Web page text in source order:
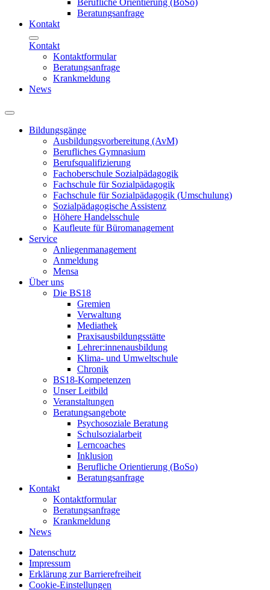
Beratungsanfrage
Kontakt
Kontakt
Kontaktformular
Beratungsanfrage
Krankmeldung
News
Bildungsgänge
Ausbildungsvorbereitung (AvM)
Berufliches Gymnasium
Berufsqualifizierung
Fachoberschule Sozialpädagogik
Fachschule für Sozialpädagogik
Fachschule für Sozialpädagogik (Umschulung)
Sozialpädagogische Assistenz
Höhere Handelsschule
Kaufleute für Büromanagement
Service
Anliegenmanagement
Anmeldung
Mensa
Über uns
Die BS18
Gremien
Verwaltung
Mediathek
Praxisausbildungsstätte
Lehrer:innenausbildung
Klima- und Umweltschule
Chronik
BS18-Kompetenzen
Unser Leitbild
Veranstaltungen
Beratungsangebote
Psychosoziale Beratung
Schulsozialarbeit
Lerncoaches
Inklusion
Berufliche Orientierung (BoSo)
Beratungsanfrage
Kontakt
Kontaktformular
Beratungsanfrage
Krankmeldung
News
Datenschutz
Impressum
Erklärung zur Barrierefreiheit
Cookie-Einstellungen